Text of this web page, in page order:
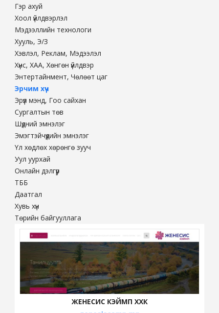
Гэр ахуй
Хоол үйлдвэрлэл
Мэдээллийн технологи
Хууль, Э/З
Хэвлэл, Реклам, Мэдээлэл
Хүнс, ХАА, Хөнгөн үйлдвэр
Энтертайнмент, Чөлөөт цаг
Эрчим хүч
Эрүүл мэнд, Гоо сайхан
Сургалтын төв
Шүдний эмнэлэг
Эмэгтэйчүүдийн эмнэлэг
Үл хөдлөх хөрөнгө зууч
Уул уурхай
Онлайн дэлгүүр
ТББ
Даатгал
Хувь хүн
Төрийн байгууллага
ЖЕНЕСИС КЭЙМП ХХК